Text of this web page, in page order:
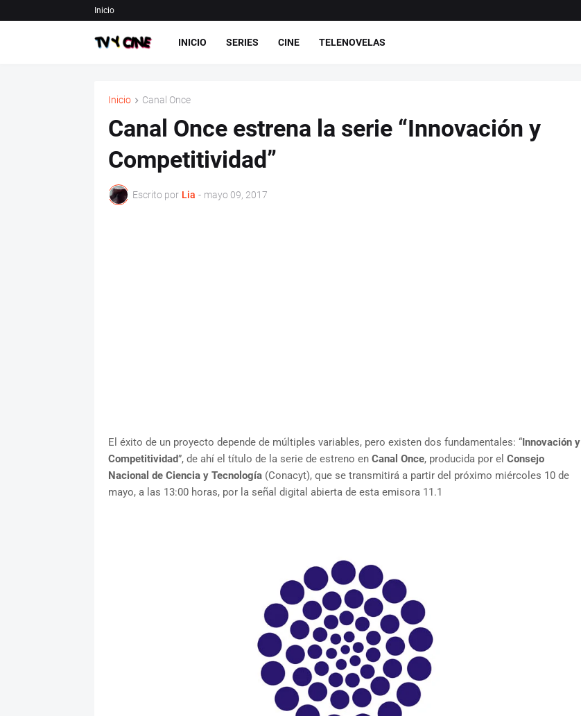
Inicio
INICIO SERIES CINE TELENOVELAS
Inicio Canal Once
Canal Once estrena la serie “Innovación y
Competitividad”
Escrito por Lia - mayo 09, 2017
El éxito de un proyecto depende de múltiples variables, pero existen dos fundamentales: “Innovación y
Competitividad”, de ahí el título de la serie de estreno en Canal Once, producida por el Consejo
Nacional de Ciencia y Tecnología(Conacyt), que se transmitirá a partir del próximo miércoles 10 de
mayo, a las 13:00 horas, por la señal digital abierta de esta emisora 11.1